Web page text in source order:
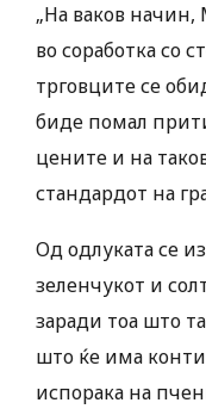
„На ваков начин,
во соработка со
трговците се
биде помал
цените и на
стандардот на
Од одлуката се
зеленчукот и
заради тоа што
што ќе има
испорака на